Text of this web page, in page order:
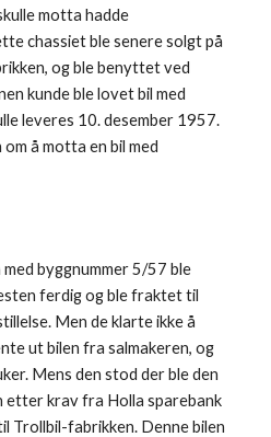
motta hadde
chassiet ble senere solgt på
og ble benyttet ved
kunde ble lovet bil med
leveres 10. desember 1957.
å motta en bil med
byggnummer 5/57 ble
ferdig og ble fraktet til
Men de klarte ikke å
ut bilen fra salmakeren, og
Mens den stod der ble den
etter krav fra Holla sparebank
Trollbil-fabrikken. Denne bilen